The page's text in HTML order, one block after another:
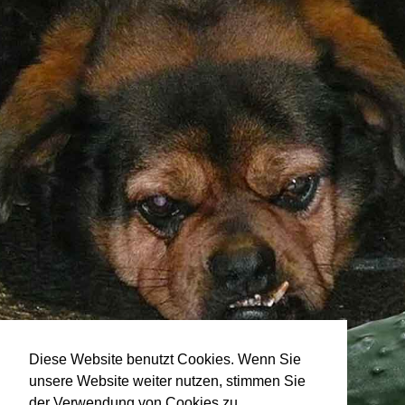
Diese Website benutzt Cookies. Wenn Sie
unsere Website weiter nutzen, stimmen Sie